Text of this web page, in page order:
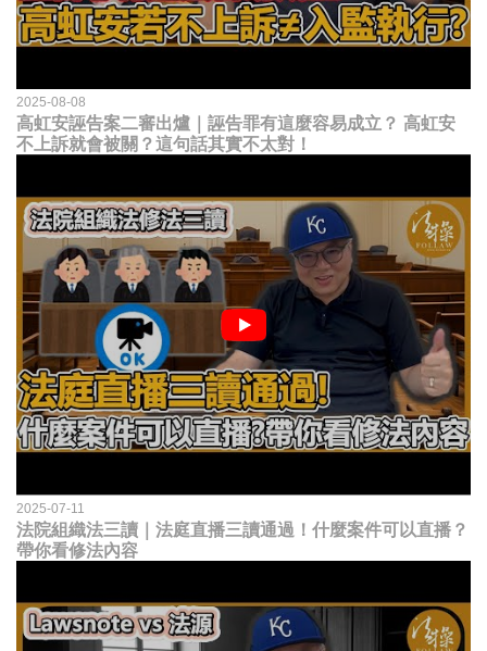
2025-08-08
高虹安誣告案二審出爐｜誣告罪有這麼容易成立？ 高虹安
不上訴就會被關？這句話其實不太對！
2025-07-11
法院組織法三讀｜法庭直播三讀通過！什麼案件可以直播？
帶你看修法內容